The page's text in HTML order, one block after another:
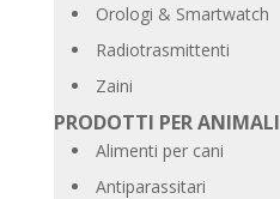
Orologi & Smartwatch
Radiotrasmittenti
Zaini
PRODOTTI PER ANIMALI
Alimenti per cani
Antiparassitari